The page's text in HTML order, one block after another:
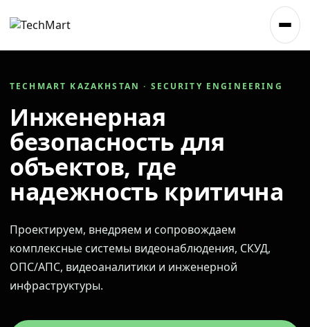
TECHMART KAZAKHSTAN · SECURITY ENGINEERING
Инженерная
безопасность для
объектов, где
надежность критична
Проектируем, внедряем и сопровождаем
комплексные системы видеонаблюдения, СКУД,
ОПС/АПС, видеоаналитики и инженерной
инфраструктуры.